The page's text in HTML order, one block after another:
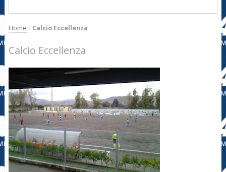
Home / Calcio Eccellenza
Calcio Eccellenza